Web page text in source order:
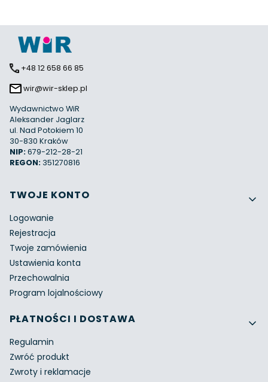
+48 12 658 66 85
wir@wir-sklep.pl
Wydawnictwo WiR
Aleksander Jaglarz
ul. Nad Potokiem 10
30-830 Kraków
NIP:679-212-28-21
REGON: 351270816
Linki w stopce
TWOJE KONTO
Logowanie
Rejestracja
Twoje zamówienia
Ustawienia konta
Przechowalnia
Program lojalnościowy
PŁATNOŚCI I DOSTAWA
Regulamin
Zwróć produkt
Zwroty i reklamacje